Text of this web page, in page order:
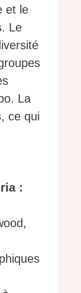
et le
Le
La
ce qui
: